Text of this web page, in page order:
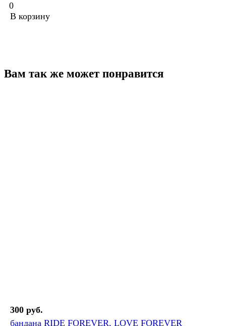
0
В корзину
Вам так же может понравится
300 руб.
бандана RIDE FOREVER, LOVE FOREVER